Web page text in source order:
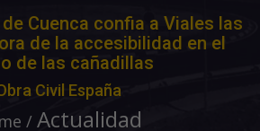
Cuenca confia a Viales las
de la accesibilidad en el
de las cañadillas
Civil España
Actualidad